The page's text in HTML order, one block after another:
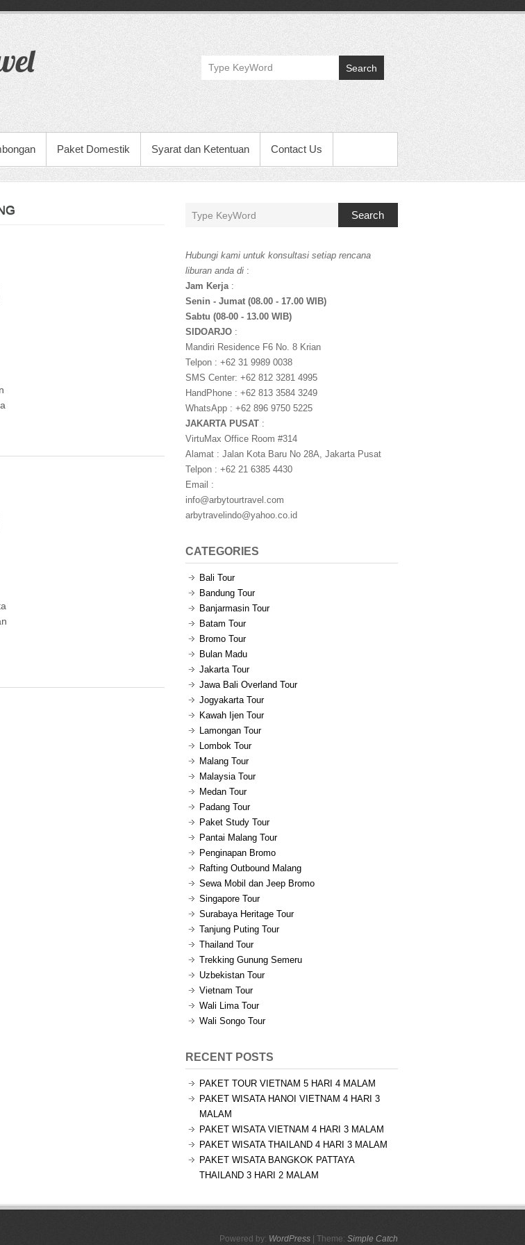
Search
Paket Domestik Syarat dan Ketentuan Contact Us
Search
Hubungi kami untuk konsultasi setiap rencana
liburan anda di :
Jam Kerja:
Senin - Jumat (08.00 - 17.00 WIB)
Sabtu (08-00 - 13.00 WIB)
SIDOARJO:
Mandiri Residence F6 No. 8 Krian
Telpon : +62 31 9989 0038
SMS Center: +62 812 3281 4995
HandPhone : +62 813 3584 3249
WhatsApp : +62 896 9750 5225
JAKARTA PUSAT :
VirtuMax Office Room #314
Alamat : Jalan Kota Baru No 28A, Jakarta Pusat
Telpon : +62 21 6385 4430
Email :
info@arbytourtravel.com
arbytravelindo@yahoo.co.id
CATEGORIES
Bali Tour
Bandung Tour
Banjarmasin Tour
Batam Tour
Bromo Tour
Bulan Madu
Jakarta Tour
Jawa Bali Overland Tour
Jogyakarta Tour
Kawah Ijen Tour
Lamongan Tour
Lombok Tour
Malang Tour
Malaysia Tour
Medan Tour
Padang Tour
Paket Study Tour
Pantai Malang Tour
Penginapan Bromo
Rafting Outbound Malang
Sewa Mobil dan Jeep Bromo
Singapore Tour
Surabaya Heritage Tour
Tanjung Puting Tour
Thailand Tour
Trekking Gunung Semeru
Uzbekistan Tour
Vietnam Tour
Wali Lima Tour
Wali Songo Tour
RECENT POSTS
PAKET TOUR VIETNAM 5 HARI 4 MALAM
PAKET WISATA HANOI VIETNAM 4 HARI 3
MALAM
PAKET WISATA VIETNAM 4 HARI 3 MALAM
PAKET WISATA THAILAND 4 HARI 3 MALAM
PAKET WISATA BANGKOK PATTAYA
THAILAND 3 HARI 2 MALAM
Powered by: WordPress | Theme: Simple Catch